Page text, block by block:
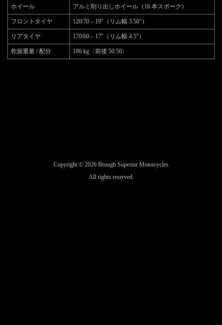
ホイール アルミ削り出しホイール（16 本スポーク）
フロントタイヤ 120/70 – 19″（リム幅 3.50″）
リアタイヤ 170/60 – 17″（リム幅 4.5″）
乾燥重量 / 配分 186 kg〈前後 50:50〉
Copyright © 2026 Brough Superior Motorcycles
All rights reserved.